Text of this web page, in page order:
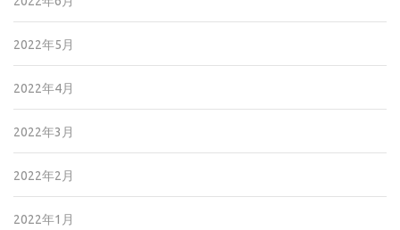
2022年5月
2022年4月
2022年3月
2022年2月
2022年1月